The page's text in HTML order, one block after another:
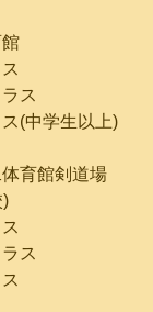
ス
(中学生以上)
育館剣道場
ス